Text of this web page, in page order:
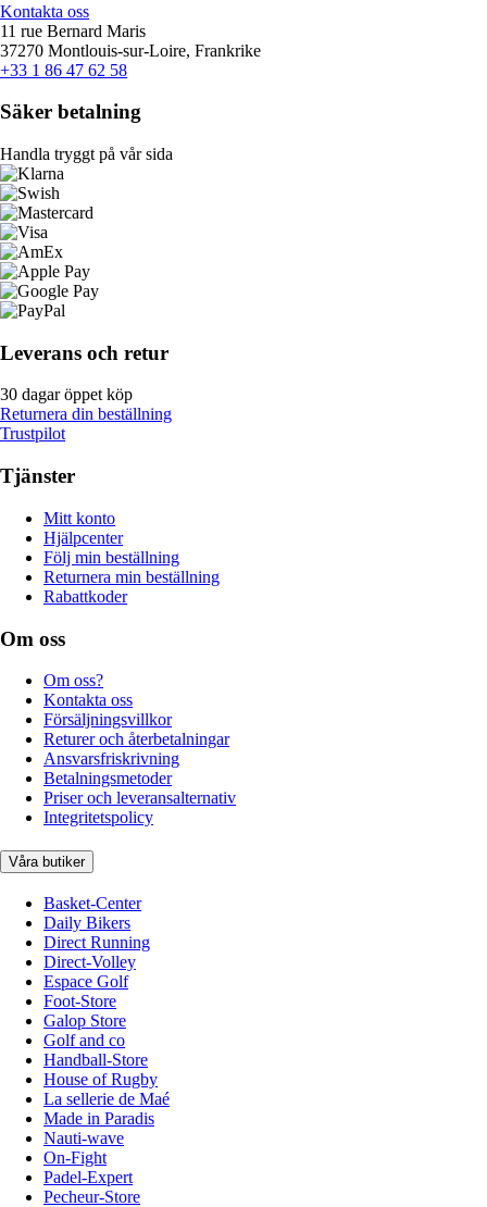
Kontakta oss
11 rue Bernard Maris
37270 Montlouis-sur-Loire, Frankrike
+33 1 86 47 62 58
Säker betalning
Handla tryggt på vår sida
Leverans och retur
30 dagar öppet köp
Returnera din beställning
Trustpilot
Tjänster
Mitt konto
Hjälpcenter
Följ min beställning
Returnera min beställning
Rabattkoder
Om oss
Om oss?
Kontakta oss
Försäljningsvillkor
Returer och återbetalningar
Ansvarsfriskrivning
Betalningsmetoder
Priser och leveransalternativ
Integritetspolicy
Våra butiker
Basket-Center
Daily Bikers
Direct Running
Direct-Volley
Espace Golf
Foot-Store
Galop Store
Golf and co
Handball-Store
House of Rugby
La sellerie de Maé
Made in Paradis
Nauti-wave
On-Fight
Padel-Expert
Pecheur-Store